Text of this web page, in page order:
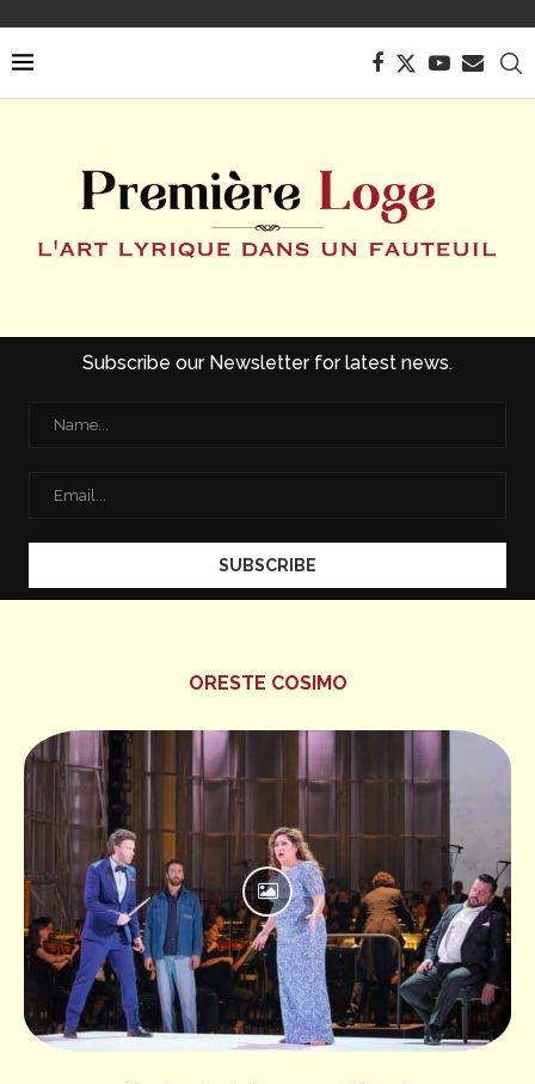
Subscribe our Newsletter for latest news.
ORESTE COSIMO